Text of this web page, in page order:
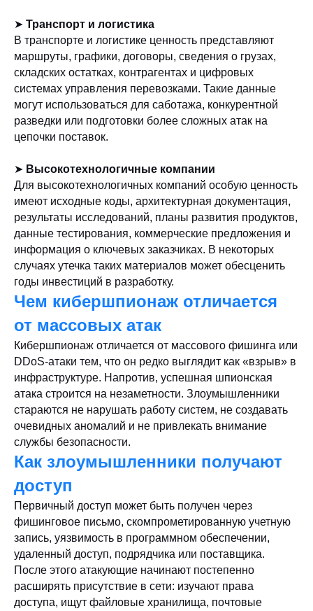
➤ Транспорт и логистика
В транспорте и логистике ценность представляют
маршруты, графики, договоры, сведения о грузах,
складских остатках, контрагентах и цифровых
системах управления перевозками. Такие данные
могут использоваться для саботажа, конкурентной
разведки или подготовки более сложных атак на
цепочки поставок.
➤ Высокотехнологичные компании
Для высокотехнологичных компаний особую ценность
имеют исходные коды, архитектурная документация,
результаты исследований, планы развития продуктов,
данные тестирования, коммерческие предложения и
информация о ключевых заказчиках. В некоторых
случаях утечка таких материалов может обесценить
годы инвестиций в разработку.
Чем кибершпионаж отличается
от массовых атак
Кибершпионаж отличается от массового фишинга или
DDoS-атаки тем, что он редко выглядит как «взрыв» в
инфраструктуре. Напротив, успешная шпионская
атака строится на незаметности. Злоумышленники
стараются не нарушать работу систем, не создавать
очевидных аномалий и не привлекать внимание
службы безопасности.
Как злоумышленники получают
доступ
Первичный доступ может быть получен через
фишинговое письмо, скомпрометированную учетную
запись, уязвимость в программном обеспечении,
удаленный доступ, подрядчика или поставщика.
После этого атакующие начинают постепенно
расширять присутствие в сети: изучают права
доступа, ищут файловые хранилища, почтовые